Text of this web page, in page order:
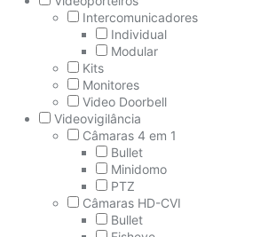
Intercomunicadores
Individual
Modular
Kits
Monitores
Video Doorbell
Videovigilância
Câmaras 4 em 1
Bullet
Minidomo
PTZ
Câmaras HD-CVI
Bullet